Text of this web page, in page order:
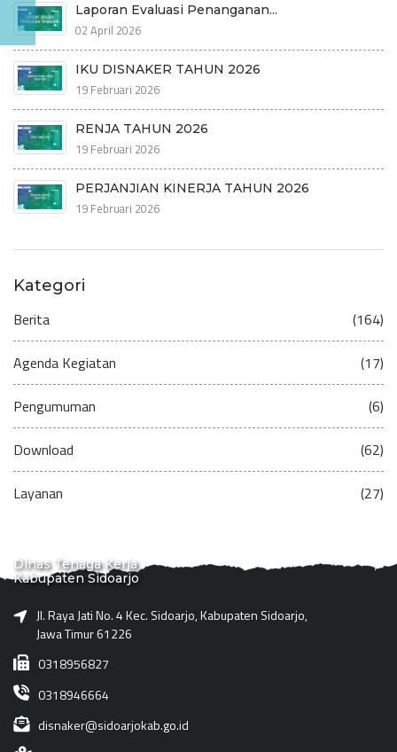
Laporan Evaluasi Penanganan...
02 April 2026
IKU DISNAKER TAHUN 2026
19 Februari 2026
RENJA TAHUN 2026
19 Februari 2026
PERJANJIAN KINERJA TAHUN 2026
19 Februari 2026
Kategori
Berita (164)
Agenda Kegiatan (17)
Pengumuman (6)
Download (62)
Layanan (27)
Dinas Tenaga Kerja
Kabupaten Sidoarjo
Jl. Raya Jati No. 4 Kec. Sidoarjo, Kabupaten Sidoarjo,
Jawa Timur 61226
0318956827
0318946664
disnaker@sidoarjokab.go.id